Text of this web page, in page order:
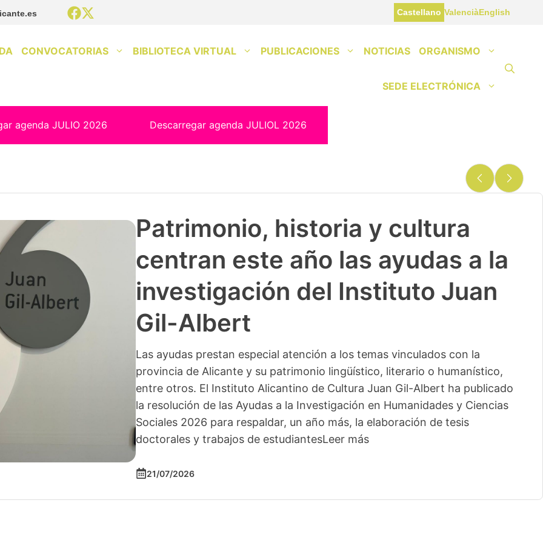
Castellano ValenciàEnglish
CONVOCATORIAS BIBLIOTECA VIRTUAL PUBLICACIONES NOTICIAS ORGANISMO
SEDE ELECTRÓNICA
agenda JULIO 2026 Descarregar agenda JULIOL 2026
Patrimonio, historia y cultura
centran este año las ayudas a la
investigación del Instituto Juan
Gil-Albert
Las ayudas prestan especial atención a los temas vinculados con la
provincia de Alicante y su patrimonio lingüístico, literario o humanístico,
entre otros. El Instituto Alicantino de Cultura Juan Gil-Albert ha publicado
la resolución de las Ayudas a la Investigación en Humanidades y Ciencias
Sociales 2026 para respaldar, un año más, la elaboración de tesis
doctorales y trabajos de estudiantesLeer más
21/07/2026